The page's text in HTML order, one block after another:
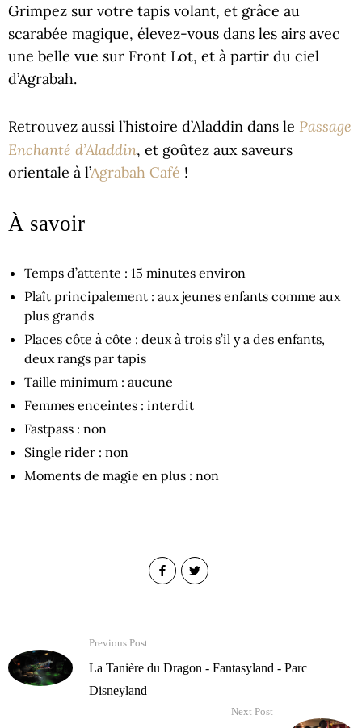
Grimpez sur votre tapis volant, et grâce au
scarabée magique, élevez-vous dans les airs avec
une belle vue sur Front Lot, et à partir du ciel
d’Agrabah.
Retrouvez aussi l’histoire d’Aladdin dans le Passage
Enchanté d’Aladdin, et goûtez aux saveurs
orientale à l’Agrabah Café !
À savoir
Temps d’attente : 15 minutes environ
Plaît principalement : aux jeunes enfants comme aux
plus grands
Places côte à côte : deux à trois s’il y a des enfants,
deux rangs par tapis
Taille minimum : aucune
Femmes enceintes : interdit
Fastpass : non
Single rider : non
Moments de magie en plus : non
Previous Post
La Tanière du Dragon - Fantasyland - Parc
Disneyland
Next Post